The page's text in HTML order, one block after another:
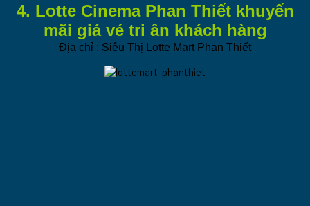
4. Lotte Cinema Phan Thiết khuyến
mãi giá vé tri ân khách hàng
Địa chỉ : Siêu Thị Lotte Mart Phan Thiết